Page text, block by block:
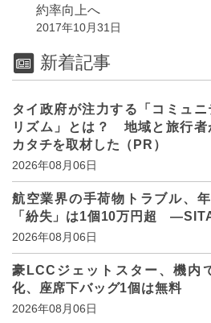
約率向上へ
2017年10月31日
新着記事
タイ政府が注力する「コミュ
リズム」とは？ 地域と旅行者
カタチを取材した（PR）
2026年08月06日
航空業界の手荷物トラブル、
「紛失」は1個10万円超
2026年08月06日
豪LCCジェットスター、機内
化、座席下バッグ1個は無料
2026年08月06日